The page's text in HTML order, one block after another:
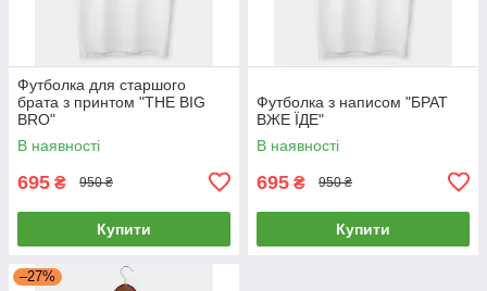
Футболка для старшого
брата з принтом "THE BIG
BRO"
В наявності
695 ₴ 950 ₴
Купити
Футболка з написом "БРАТ
ВЖЕ ЇДЕ"
В наявності
695 ₴ 950 ₴
Купити
–27%